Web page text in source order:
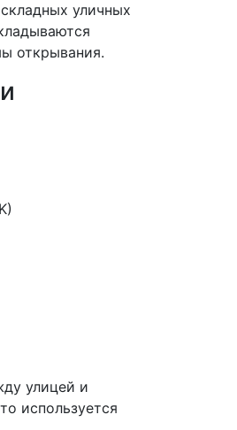
уличных
открывания.
улицей и
используется